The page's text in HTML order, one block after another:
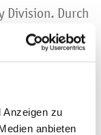
Anzeigen zu
anbieten
Division. Durch
der Marken
und Capfruit
ab